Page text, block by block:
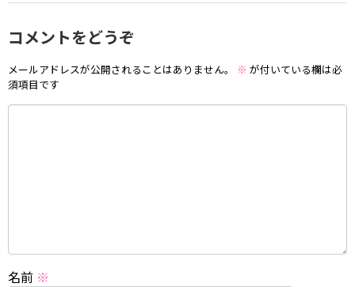
コメントをどうぞ
メールアドレスが公開されることはありません。 ※ が付いている欄は必
須項目です
名前 ※